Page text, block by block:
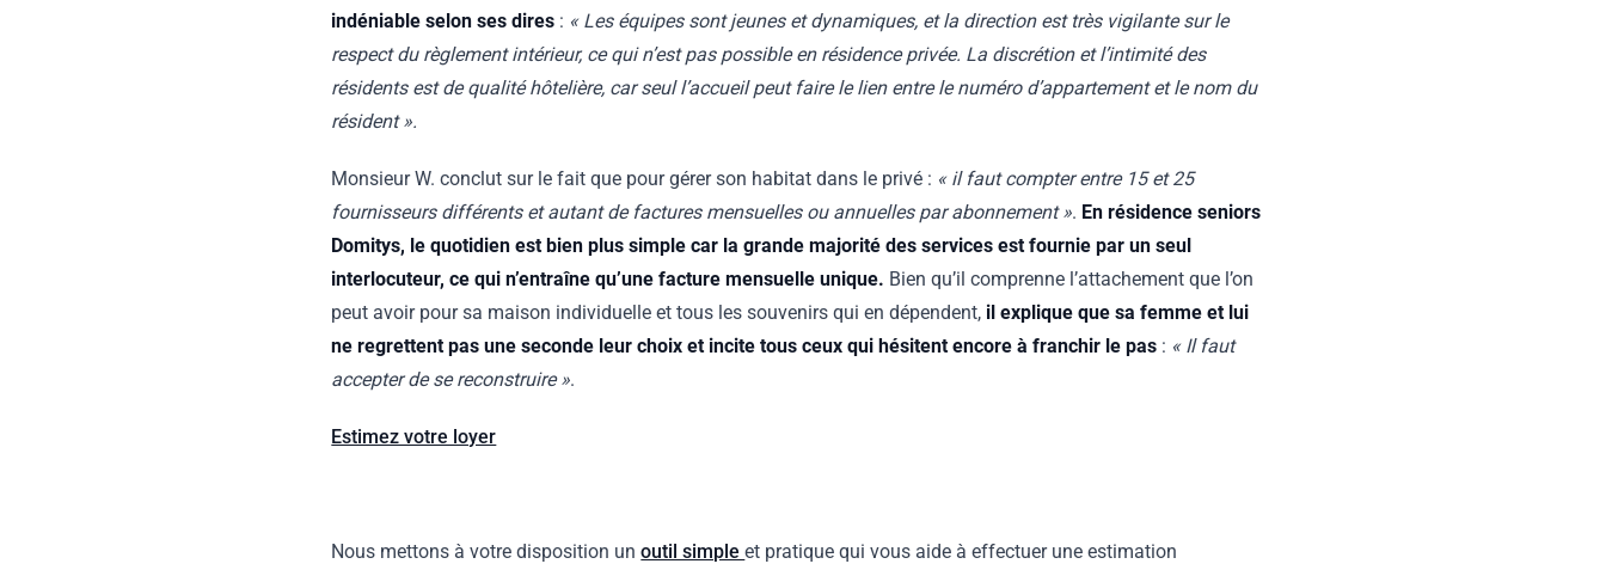
indéniable selon ses dires : « Les équipes sont jeunes et dynamiques, et la direction est très vigilante sur le
respect du règlement intérieur, ce qui n’est pas possible en résidence privée. La discrétion et l’intimité des
résidents est de qualité hôtelière, car seul l’accueil peut faire le lien entre le numéro d’appartement et le nom du
résident ».
Monsieur W. conclut sur le fait que pour gérer son habitat dans le privé : « il faut compter entre 15 et 25
fournisseurs différents et autant de factures mensuelles ou annuelles par abonnement ». En résidence seniors
Domitys, le quotidien est bien plus simple car la grande majorité des services est fournie par un seul
interlocuteur, ce qui n’entraîne qu’une facture mensuelle unique. Bien qu’il comprenne l’attachement que l’on
peut avoir pour sa maison individuelle et tous les souvenirs qui en dépendent, il explique que sa femme et lui
ne regrettent pas une seconde leur choix et incite tous ceux qui hésitent encore à franchir le pas : « Il faut
accepter de se reconstruire ».
Estimez votre loyer
Nous mettons à votre disposition unoutil simpleet pratique qui vous aide à effectuer une estimation